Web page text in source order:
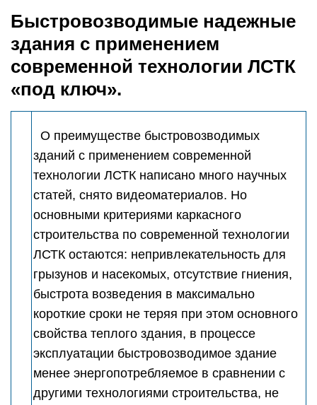
Быстровозводимые надежные
здания с применением
современной технологии ЛСТК
«под ключ».
О преимуществе быстровозводимых
зданий с применением современной
технологии ЛСТК написано много научных
статей, снято видеоматериалов. Но
основными критериями каркасного
строительства по современной технологии
ЛСТК остаются: непривлекательность для
грызунов и насекомых, отсутствие гниения,
быстрота возведения в максимально
короткие сроки не теряя при этом основного
свойства теплого здания, в процессе
эксплуатации быстровозводимое здание
менее энергопотребляемое в сравнении с
другими технологиями строительства, не